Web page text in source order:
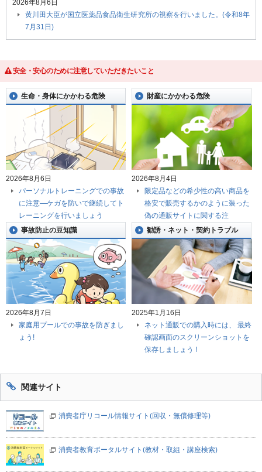
2026年8月6日
黄川田大臣が国立医薬品食品衛生研究所の視察を行いました。(令和8年
7月31日)
安全・安心のために注意していただきたいこと
生命・身体にかかわる危険
2026年8月6日
パーソナルトレーニングでの事故
に注意―ケガを防いで継続してト
レーニングを行いましょう
財産にかかわる危険
2026年8月4日
限定品などの希少性の高い商品を
格安で販売するかのように装った
偽の通販サイトに関する注
事故防止の豆知識
2026年8月7日
家庭用プールでの事故を防ぎまし
ょう!
勧誘・ネット・契約トラブル
2025年1月16日
ネット通販での購入時には、 最終
確認画面のスクリーンショットを
保存しましょう !
関連サイト
消費者庁リコール情報サイト(回収・無償修理等)
消費者教育ポータルサイト(教材・取組・講座検索)